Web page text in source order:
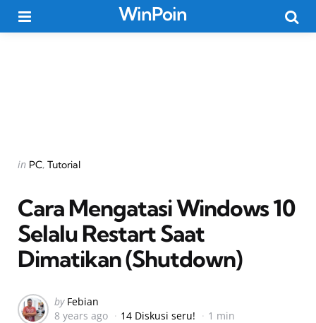
WinPoin
Categories
Posted
in PC Tutorial
Cara Mengatasi Windows 10
Selalu Restart Saat
Dimatikan (Shutdown)
Posted
by
by Febian
8 years ago
14 Diskusi seru! 1 min